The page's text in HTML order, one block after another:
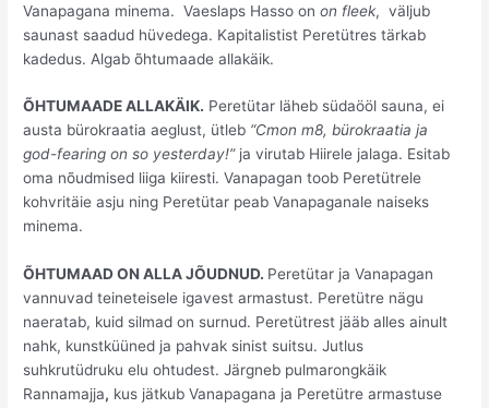
Vanapagana minema. Vaeslaps Hasso onon fleek, väljub
saunast saadud hüvedega. Kapitalistist Peretütres tärkab
kadedus. Algab õhtumaade allakäik.
ÕHTUMAADE ALLAKÄIK. Peretütar läheb südaööl sauna, ei
austa bürokraatia aeglust, ütleb “Cmon m8, bürokraatia ja
god-fearing on so yesterday!”ja virutab Hiirele jalaga. Esitab
oma nõudmised liiga kiiresti. Vanapagan toob Peretütrele
kohvritäie asju ning Peretütar peab Vanapaganale naiseks
minema.
ÕHTUMAAD ON ALLA JÕUDNUD. Peretütar ja Vanapagan
vannuvad teineteisele igavest armastust. Peretütre nägu
naeratab, kuid silmad on surnud. Peretütrest jääb alles ainult
nahk, kunstküüned ja pahvak sinist suitsu. Jutlus
suhkrutüdruku elu ohtudest. Järgneb pulmarongkäik
Rannamajja, kus jätkub Vanapagana ja Peretütre armastuse